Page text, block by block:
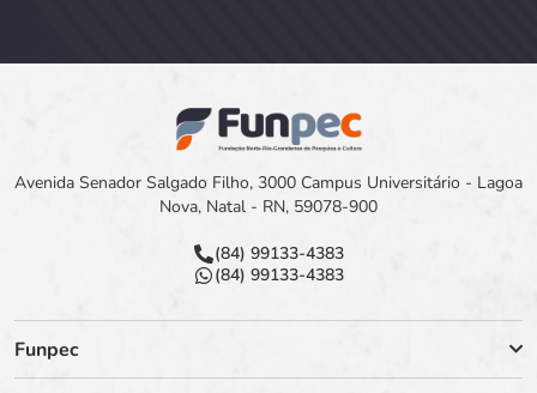
Avenida Senador Salgado Filho, 3000 Campus Universitário - Lagoa
Nova, Natal - RN, 59078-900
(84) 99133-4383
(84) 99133-4383
Funpec